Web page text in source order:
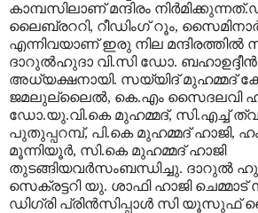
കാമ്പസിലാണ് മന്ദിരം
ലൈബ്രററി, റീഡിംഗ് റൂം,
എന്നിവയാണ് ഇരു നില മന്ദിരത്തില്‍
ദാറുല്‍ഹുദാ വി.സി ഡോ. ബഹാഉദ്ദീന്‍
അധ്യക്ഷനായി. സയ്യിദ് മുഹമ്മദ്
ജമലുല്ലൈല്‍, കെ.എം സൈദലവി
ഡോ.യു.വി.കെ മുഹമ്മദ്, സി.എച്ച്
പുതുപ്പറമ്പ്, പി.കെ മുഹമ്മദ് ഹാജി,
മൂന്നിയൂര്‍, സി.കെ മുഹമ്മദ് ഹാജി
തുടങ്ങിയവര്‍സംബന്ധിച്ചു. ദാറുൽ
സെക്രട്ടറി യു. ശാഫി ഹാജി
ഡിഗ്രി പ്രിൻസിപ്പാൾ സി യൂസുഫ്